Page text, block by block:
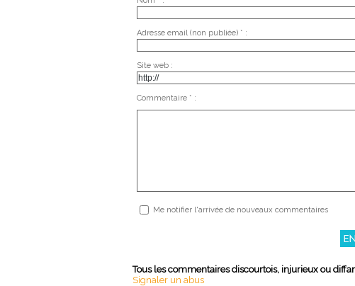
Adresse email (non publiée) * :
Site web :
Commentaire * :
Me notifier l'arrivée de nouveaux commentaires
Tous les commentaires discourtois, injurieux ou
Signaler un abus